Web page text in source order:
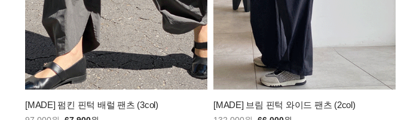
[MADE] 펌킨 핀턱 배럴 팬츠 (3col) [MADE] 브림 핀턱 와이드 팬츠 (2col)